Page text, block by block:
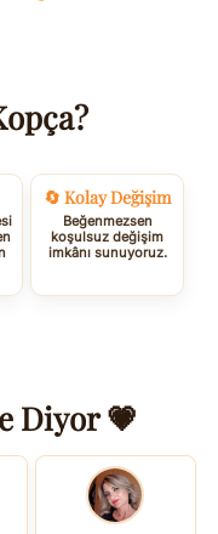
🔄 Kolay Değişim
Beğenmezsen
koşulsuz değişim
imkânı sunuyoruz.
Diyor 💗